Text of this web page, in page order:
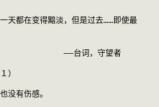
都在变得黯淡，但是过去……即使最
守望者
有伤感。